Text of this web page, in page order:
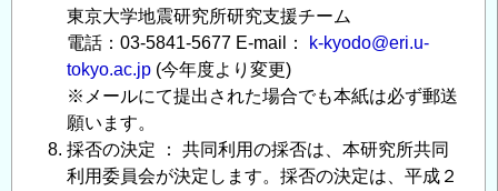
東京大学地震研究所研究支援チーム
電話：03-5841-5677 E-mail：
k-kyodo@eri.u-
tokyo.ac.jp (今年度より変更)
※メールにて提出された場合でも本紙は必ず郵送
願います。
採否の決定 ： 共同利用の採否は、本研究所共同
利用委員会が決定します。採否の決定は、平成２